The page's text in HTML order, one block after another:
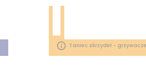
Taniec skrzydeł -